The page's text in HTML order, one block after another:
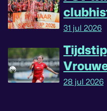
31 jul 2026
28 jul 2026